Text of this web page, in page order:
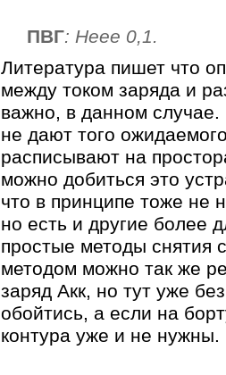
ПВГ: Неее 0,1.
Литература пишет что
между током заряда и
важно, в данном случае.
не дают того
расписывают на
можно добиться это
что в принципе тоже не
но есть и другие более
простые методы снятия
методом можно так же
заряд Акк, но тут уже
обойтись, а если на
контура уже и не нужны.